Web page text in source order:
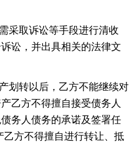
采取诉讼等手段进行清收
讼，并出具相关的法律文
划转以后，乙方不能继续对
乙方不得擅自接受债务人
务人债务的承诺及签署任
方不得擅自进行转让、抵